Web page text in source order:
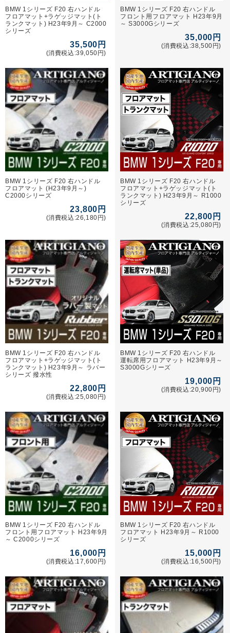
BMW 1シリーズ F20 右ハンドル
フロアマット+ラゲッジマット(ト
ランクマット) H23年9月～ C2000
シリーズ
35,500円
(消費税込:39,050円)
BMW 1シリーズ F20 右ハンドル
フロント用フロアマット H23年9月
～ S3000Gシリーズ
35,000円
(消費税込:38,500円)
BMW 1シリーズ F20 右ハンドル
フロアマット (H23年9月～)
C2000シリーズ
23,800円
(消費税込:26,180円)
BMW 1シリーズ F20 右ハンドル
フロアマット+ラゲッジマット(ト
ランクマット) H23年9月～ R1000
シリーズ
22,800円
(消費税込:25,080円)
BMW 1シリーズ F20 右ハンドル
フロアマット+ラゲッジマット(ト
ランクマット) H23年9月～ ラバー
シリーズ 撥水性
22,800円
(消費税込:25,080円)
BMW 1シリーズ F20 右ハンドル
運転席用フロアマット H23年9月～
S3000Gシリーズ
19,000円
(消費税込:20,900円)
BMW 1シリーズ F20 右ハンドル
フロント用フロアマット H23年9月
～ C2000シリーズ
16,000円
(消費税込:17,600円)
BMW 1シリーズ F20 右ハンドル
フロアマット H23年9月～ R1000
シリーズ
15,000円
(消費税込:16,500円)